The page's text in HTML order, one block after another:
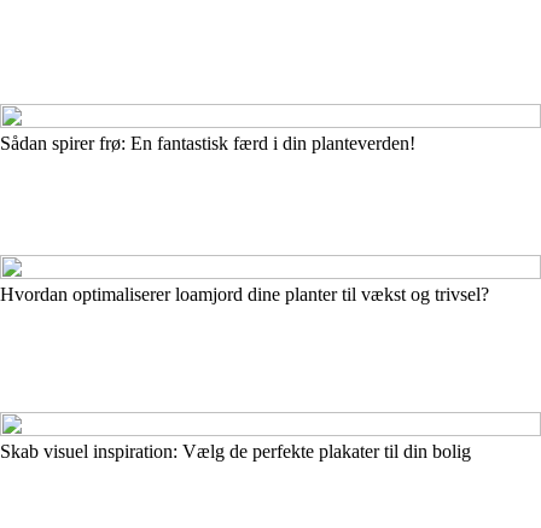
Sådan spirer frø: En fantastisk færd i din planteverden!
Hvordan optimaliserer loamjord dine planter til vækst og trivsel?
Skab visuel inspiration: Vælg de perfekte plakater til din bolig